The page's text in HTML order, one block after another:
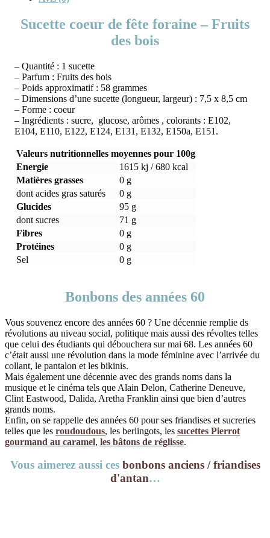
Sucette coeur de fête foraine – Fruits
des bois
– Quantité : 1 sucette
– Parfum : Fruits des bois
– Poids approximatif : 58 grammes
– Dimensions d’une sucette (longueur, largeur) : 7,5 x 8,5 cm
– Forme : coeur
– Ingrédients : sucre, glucose, arômes , colorants : E102,
E104, E110, E122, E124, E131, E132, E150a, E151.
Valeurs nutritionnelles moyennes pour 100g
Energie
1615 kj / 680 kcal
Matières grasses
0 g
dont acides gras saturés
0 g
Glucides
95 g
dont sucres
71 g
Fibres
0 g
Protéines
0 g
Sel
0 g
Bonbons des années 60
Vous souvenez encore des années 60 ? Une décennie remplie ds
révolutions au niveau social, politique mais aussi des révoltes telles
que celui des étudiants qui débouchera sur mai 68. Les années 60
c’était aussi une révolution dans la mode féminine avec l’arrivée du
collant, le pantalon et les bikinis.
Mais également une décennie avec des grands noms dans la
musique et le cinéma tels que Alain Delon, Catherine Deneuve,
Clint Eastwood, Dalida, Aretha Franklin ainsi que bien d’autres
grands noms.
Enfin, on se rappelle des années 60 pour ses friandises et sucreries
telles que les roudoudous, les berlingots, les sucettes Pierrot
gourmand au caramel, les bâtons de réglisse.
Vous aimerez aussi ces bonbons anciens / friandises
d'antan…